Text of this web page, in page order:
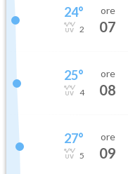
24°
2
ore
07
25°
4
ore
08
27°
5
ore
09